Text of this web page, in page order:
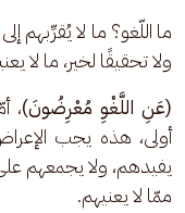
ما اللّغو؟ ما لا يُقرِّبهم
ولا تحقيقًا لخير، ما لا
(عَنِ اللَّغْوِ مُعْرِضُونَ)،
أولى، هذه يجب
يفيدهم، ولا يجمعهم على
ممّا لا يعنيهم.